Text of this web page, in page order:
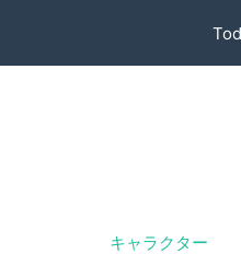
キャラクター